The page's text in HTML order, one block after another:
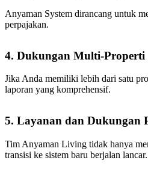
Anyaman System dirancang untuk
perpajakan.
4. Dukungan Multi-Properti
Jika Anda memiliki lebih dari satu
laporan yang komprehensif.
5. Layanan dan Dukungan
Tim Anyaman Living tidak hanya
transisi ke sistem baru berjalan lancar.